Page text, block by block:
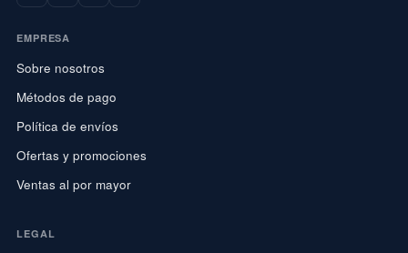
EMPRESA
Sobre nosotros
Métodos de pago
Política de envíos
Ofertas y promociones
Ventas al por mayor
LEGAL